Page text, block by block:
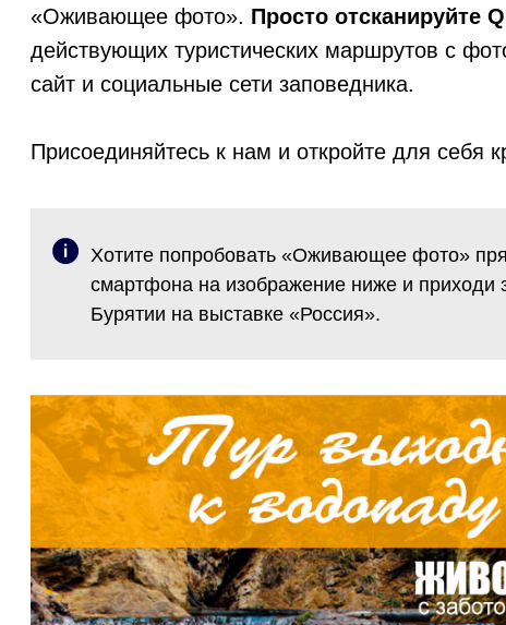
«Оживающее фото». Просто отсканируйте
действующих туристических маршрутов с
сайт и социальные сети заповедника.
Присоединяйтесь к нам и откройте для себя
Хотите попробовать «Оживающее фото»
смартфона на изображение ниже и приходи
Бурятии на выставке «Россия».